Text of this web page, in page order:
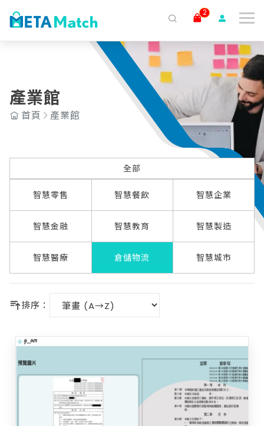
AI 客服 claude gemini SaaS
2
產業館
首頁 產業館
全部
智慧零售 智慧餐飲 智慧企業
智慧金融 智慧教育 智慧製造
智慧城市
全部
智慧零售 智慧餐飲 智慧企業
智慧金融 智慧教育 智慧製造
智慧醫療 倉儲物流 智慧城市
排序：